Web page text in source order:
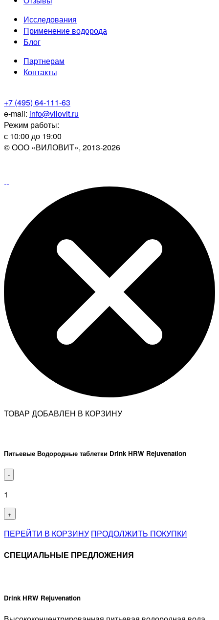
Исследования
Применение водорода
Блог
Партнерам
Контакты
+7 (495) 64-111-63
e-mail: info@vilovit.ru
Режим работы:
с 10:00 до 19:00
© ООО «ВИЛОВИТ», 2013-2026
ТОВАР ДОБАВЛЕН В КОРЗИНУ
Питьевые Водородные таблетки Drink HRW Rejuvenation
-
1
+
ПЕРЕЙТИ В КОРЗИНУ ПРОДОЛЖИТЬ ПОКУПКИ
СПЕЦИАЛЬНЫЕ ПРЕДЛОЖЕНИЯ
Drink HRW Rejuvenation